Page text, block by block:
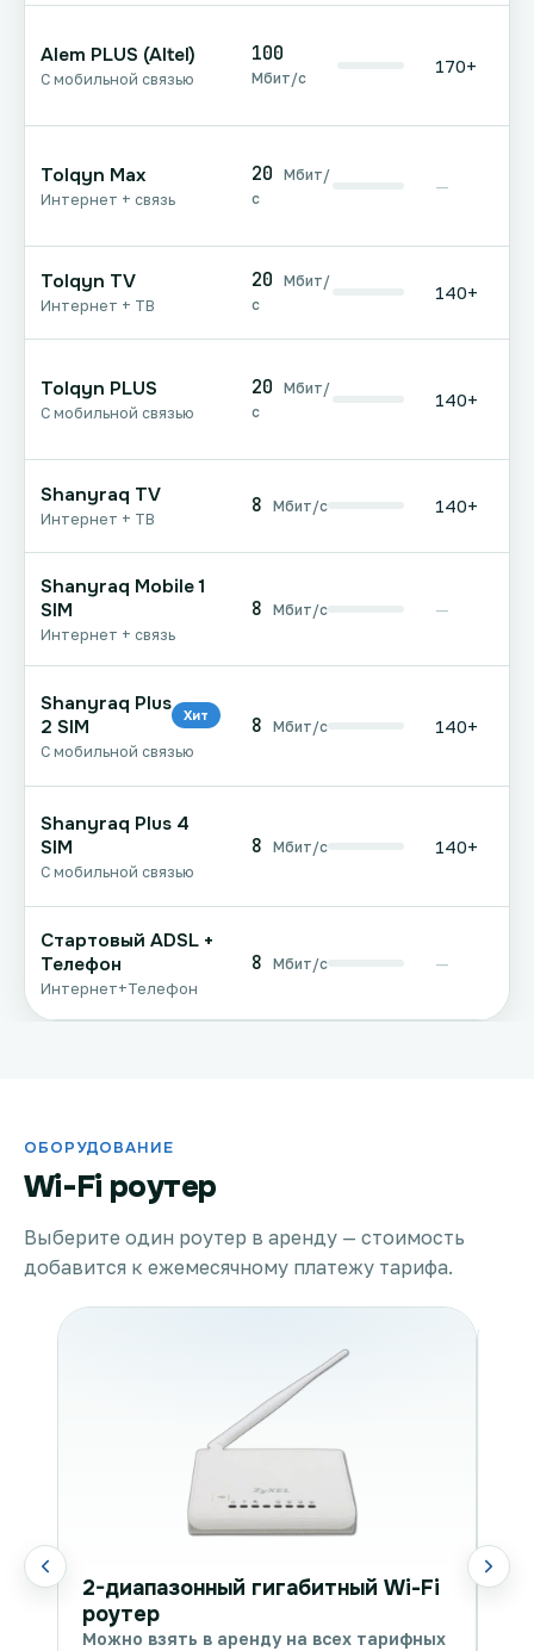
Alem PLUS (Altel)
С мобильной связью
100
Мбит/с
170+
Tolqyn Max
Интернет + связь
20
Мбит/
с
—
Tolqyn TV
Интернет + ТВ
20
Мбит/
с
140+
Tolqyn PLUS
С мобильной связью
20
Мбит/
с
140+
Shanyraq TV
Интернет + ТВ
8 Мбит/с 140+
Shanyraq Mobile 1
SIM
Интернет + связь
8 Мбит/с —
Shanyraq Plus
2 SIM
Хит
С мобильной связью
8 Мбит/с 140+
Shanyraq Plus 4
SIM
С мобильной связью
8 Мбит/с 140+
Стартовый ADSL +
Телефон
Интернет+Телефон
8 Мбит/с —
ОБОРУДОВАНИЕ
Wi-Fi роутер
Выберите один роутер в аренду — стоимость
добавится к ежемесячному платежу тарифа.
2-диапазонный гигабитный Wi-Fi
роутер
Можно взять в аренду на всех тарифных